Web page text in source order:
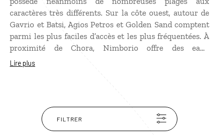
caractères très différents. Sur la côte ouest, autour de
Gavrio et Batsi, Agios Petros et Golden Sand comptent
parmi les plus faciles d’accès et les plus fréquentées. À
proximité de Chora, Nimborio offre des eaux
généralement calmes et peu profondes. Les amateurs
près d’Ormos Korthiou, reconnaissable à son étroit
piton rocheux dressé dans la mer.
Lire plus
FILTRER